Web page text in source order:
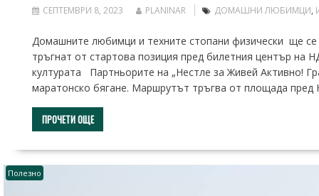
СЕПТЕМВРИ 8, 2023 PLANINAR ДОМАШНИ ЛЮБИМЦИ,
Домашните любимци и техните стопани физически ще
тръгнат от стартова позиция пред билетния център на
културата Партньорите на „Нестле за Живей Активно!
маратонско бягане. Маршрутът тръгва от площада
ПРОЧЕТИ ОЩЕ
Полезно